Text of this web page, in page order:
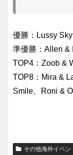
優勝：Lussy
準優勝：Allen &
TOP4：Zoob &
TOP8：Mira &
Smile、Roni &
その他海外イベン